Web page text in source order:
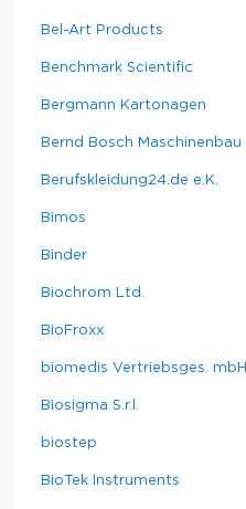
Bel-Art Products
Benchmark Scientific
Bergmann Kartonagen
Bernd Bosch Maschinenbau
Berufskleidung24.de e.K.
Bimos
Binder
Biochrom Ltd.
BioFroxx
biomedis Vertriebsges. mbH
Biosigma S.r.l.
biostep
BioTek Instruments